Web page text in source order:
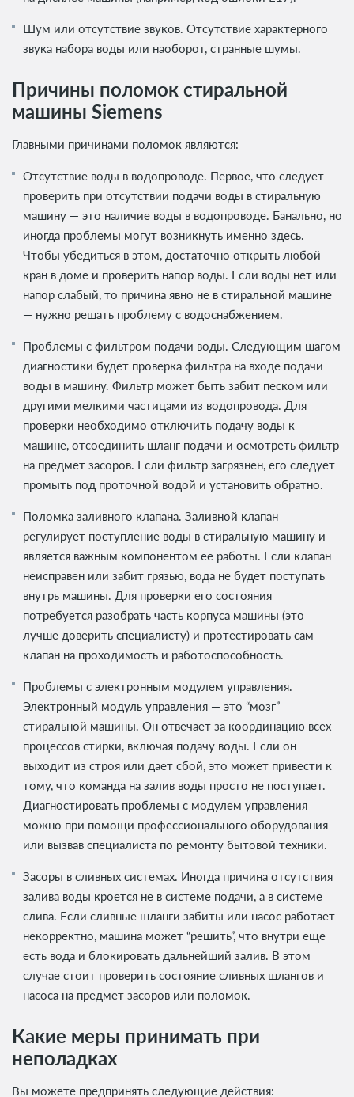
Шум или отсутствие звуков. Отсутствие характерного
звука набора воды или наоборот, странные шумы.
Причины поломок стиральной
машины Siemens
Главными причинами поломок являются:
Отсутствие воды в водопроводе. Первое, что следует
проверить при отсутствии подачи воды в стиральную
машину — это наличие воды в водопроводе. Банально, но
иногда проблемы могут возникнуть именно здесь.
Чтобы убедиться в этом, достаточно открыть любой
кран в доме и проверить напор воды. Если воды нет или
напор слабый, то причина явно не в стиральной машине
— нужно решать проблему с водоснабжением.
Проблемы с фильтром подачи воды. Следующим шагом
диагностики будет проверка фильтра на входе подачи
воды в машину. Фильтр может быть забит песком или
другими мелкими частицами из водопровода. Для
проверки необходимо отключить подачу воды к
машине, отсоединить шланг подачи и осмотреть фильтр
на предмет засоров. Если фильтр загрязнен, его следует
промыть под проточной водой и установить обратно.
Поломка заливного клапана. Заливной клапан
регулирует поступление воды в стиральную машину и
является важным компонентом ее работы. Если клапан
неисправен или забит грязью, вода не будет поступать
внутрь машины. Для проверки его состояния
потребуется разобрать часть корпуса машины (это
лучше доверить специалисту) и протестировать сам
клапан на проходимость и работоспособность.
Проблемы с электронным модулем управления.
Электронный модуль управления — это “мозг”
стиральной машины. Он отвечает за координацию всех
процессов стирки, включая подачу воды. Если он
выходит из строя или дает сбой, это может привести к
тому, что команда на залив воды просто не поступает.
Диагностировать проблемы с модулем управления
можно при помощи профессионального оборудования
или вызвав специалиста по ремонту бытовой техники.
Засоры в сливных системах. Иногда причина отсутствия
залива воды кроется не в системе подачи, а в системе
слива. Если сливные шланги забиты или насос работает
некорректно, машина может “решить”, что внутри еще
есть вода и блокировать дальнейший залив. В этом
случае стоит проверить состояние сливных шлангов и
насоса на предмет засоров или поломок.
Какие меры принимать при
неполадках
Вы можете предпринять следующие действия: